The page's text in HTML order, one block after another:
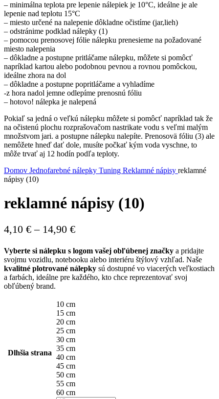
– minimálna teplota pre lepenie nálepiek je 10°C, ideálne je ale
lepenie nad teplotu 15°C
– miesto určené na nalepenie dôkladne očistíme (jar,lieh)
– odstránime podklad nálepky (1)
– pomocou prenosovej fólie nálepku prenesieme na požadované
miesto nalepenia
– dôkladne a postupne pritláčame nálepku, môžete si pomôcť
napríklad kartou alebo podobnou pevnou a rovnou pomôckou,
ideálne zhora na dol
– dôkladne a postupne popritláčame a vyhladíme
-z hora nadol jemne odlepíme prenosnú fóliu
– hotovo! nálepka je nalepená
Pokiaľ sa jedná o veľkú nálepku môžete si pomôcť napríklad tak že
na očistenú plochu rozprašovačom nastrikate vodu s veľmi malým
množstvom jari. a postupne nálepku nalepíte. Prenosovä fóliu (3) ale
nemôžete hneď dať dole, musíte počkať kým voda vyschne, to
môže trvať aj 12 hodín podľa teploty.
Domov Jednofarebné nálepky Tuning Reklamné nápisy reklamné
nápisy (10)
reklamné nápisy (10)
4,10 € – 14,90 €Price
4,10 €
through
14,90 €
Vyberte si nálepku s logom vašej obľúbenej značky a pridajte
svojmu vozidlu, notebooku alebo interiéru štýlový vzhľad. Naše
kvalitné plotrované nálepky sú dostupné vo viacerých veľkostiach
a farbách, ideálne pre každého, kto chce reprezentovať svoj
obľúbený brand.
Dlhšia strana
10 cm
15 cm
20 cm
25 cm
30 cm
35 cm
40 cm
45 cm
50 cm
55 cm
60 cm